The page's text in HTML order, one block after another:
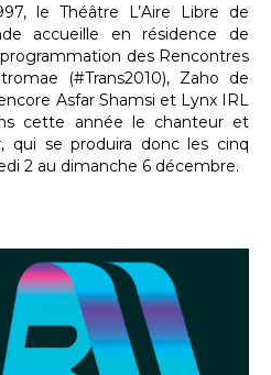
le Théâtre L’Aire Libre de
accueille en résidence de
des Rencontres
(#Trans2010), Zaho de
Asfar Shamsi et Lynx IRL
cette année le chanteur et
qui se produira donc les cinq
2 au dimanche 6 décembre.